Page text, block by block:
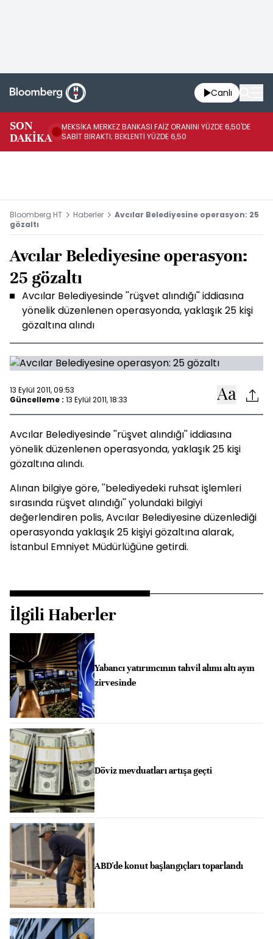
Canlı
SON
DAKİKA
MEKSİKA MERKEZ BANKASI FAİZ ORANINI YÜZDE 6,50'DE
SABİT BIRAKTI; BEKLENTİ YÜZDE 6,50
Bloomberg HT Haberler
Avcılar Belediyesine operasyon: 25
gözaltı
Avcılar Belediyesine operasyon:
25 gözaltı
Avcılar Belediyesinde ''rüşvet alındığı'' iddiasına
yönelik düzenlenen operasyonda, yaklaşık 25 kişi
gözaltına alındı
13 Eylül 2011, 09:53
Güncelleme : 13 Eylül 2011, 18:33
Avcılar Belediyesinde ''rüşvet alındığı'' iddiasına
yönelik düzenlenen operasyonda, yaklaşık 25 kişi
gözaltına alındı.
Alınan bilgiye göre, ''belediyedeki ruhsat işlemleri
sırasında rüşvet alındığı'' yolundaki bilgiyi
değerlendiren polis, Avcılar Belediyesine düzenlediği
operasyonda yaklaşık 25 kişiyi gözaltına alarak,
İstanbul Emniyet Müdürlüğüne getirdi.
İlgili Haberler
Yabancı yatırımcının tahvil alımı altı ayın
zirvesinde
Döviz mevduatları artışa geçti
ABD'de konut başlangıçları toparlandı